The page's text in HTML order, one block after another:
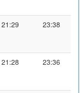
21:29 23:38
21:28 23:36